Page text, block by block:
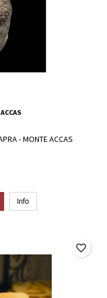
- MONTE ACCAS
Info
favorite_border